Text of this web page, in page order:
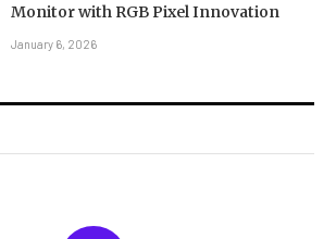
Monitor with RGB Pixel Innovation
January 6, 2026